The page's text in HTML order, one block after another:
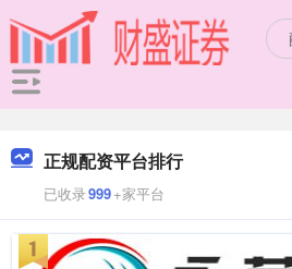
正规配资平台排行
已收录999+家平台